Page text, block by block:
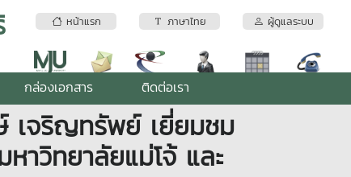
หน้าแรก ภาษาไทย ผู้ดูแลระบบ
กล่องเอกสาร ติดต่อเรา
เจริญทรัพย์ เยี่ยมชม
าวิทยาลัยแม่โจ้ และ